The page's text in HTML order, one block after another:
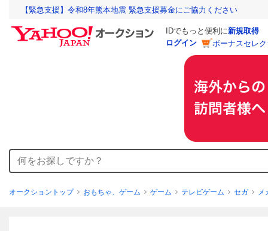
【緊急支援】令和8年熊本地震 緊急支援募金にご協力ください
IDでもっと便利に新規取得
ログイン
ボーナスセレ
オークショントップ おもちゃ、ゲーム ゲーム テレビゲーム セガ メ